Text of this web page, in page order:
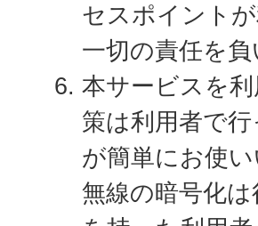
セスポイント
一切の責任を負
本サービスを
策は利用者で
が簡単にお使
無線の暗号化